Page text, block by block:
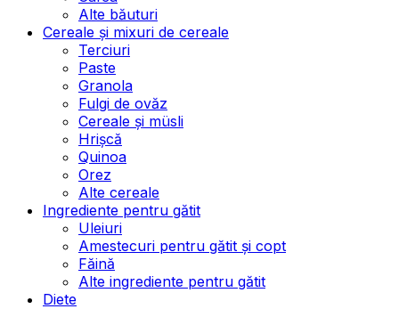
Alte băuturi
Cereale și mixuri de cereale
Terciuri
Paste
Granola
Fulgi de ovăz
Cereale și müsli
Hrișcă
Quinoa
Orez
Alte cereale
Ingrediente pentru gătit
Uleiuri
Amestecuri pentru gătit și copt
Făină
Alte ingrediente pentru gătit
Diete